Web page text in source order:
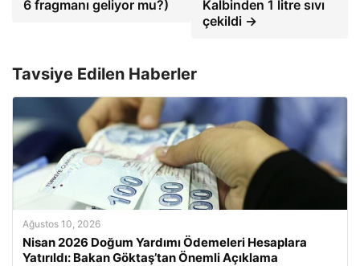
6 fragmanı geliyor mu?)
Kalbinden 1 litre sıvı
çekildi →
Tavsiye Edilen Haberler
Ağustos 10, 2026
Nisan 2026 Doğum Yardımı Ödemeleri Hesaplara
Yatırıldı: Bakan Göktaş’tan Önemli Açıklama